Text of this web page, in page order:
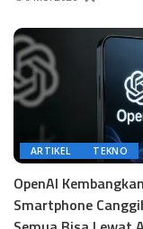
ARTIKEL TEKNO
OpenAI Kembangkan
Smartphone